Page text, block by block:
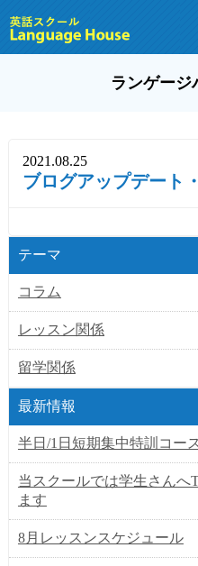
ランゲージ
2021.08.25
ブログアップデート
テーマ
コラム
レッスン関係
留学関係
最新情報
半日/1日短期集中特訓コー
当スクールでは学生さんへ
ます
8月レッスンスケジュール